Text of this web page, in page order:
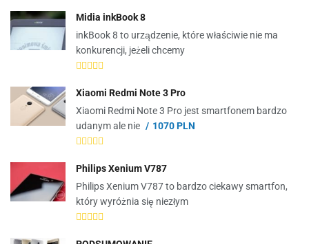
Midia inkBook 8
inkBook 8 to urządzenie, które właściwie nie ma
konkurencji, jeżeli chcemy
Xiaomi Redmi Note 3 Pro
Xiaomi Redmi Note 3 Pro jest smartfonem bardzo
udanym ale nie
1070 PLN
Philips Xenium V787
Philips Xenium V787 to bardzo ciekawy smartfon,
który wyróżnia się niezłym